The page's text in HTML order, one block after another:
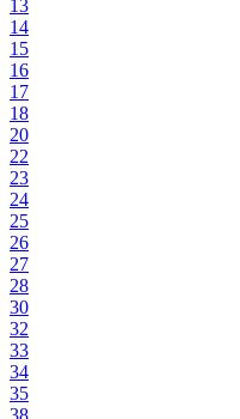
13
14
15
16
17
18
20
22
23
24
25
26
27
28
30
32
33
34
35
38